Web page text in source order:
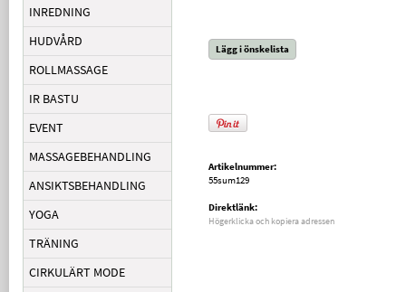
INREDNING
HUDVÅRD
ROLLMASSAGE
IR BASTU
EVENT
MASSAGEBEHANDLING
ANSIKTSBEHANDLING
YOGA
TRÄNING
CIRKULÄRT MODE
Lägg i önskelista
Artikelnummer:
55sum129
Direktlänk:
Högerklicka och kopiera adressen